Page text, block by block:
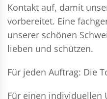
Kontakt auf, damit
vorbereitet. Eine
unserer schönen
lieben und schützen.
Für jeden Auftrag: Die
Für einen individuellen